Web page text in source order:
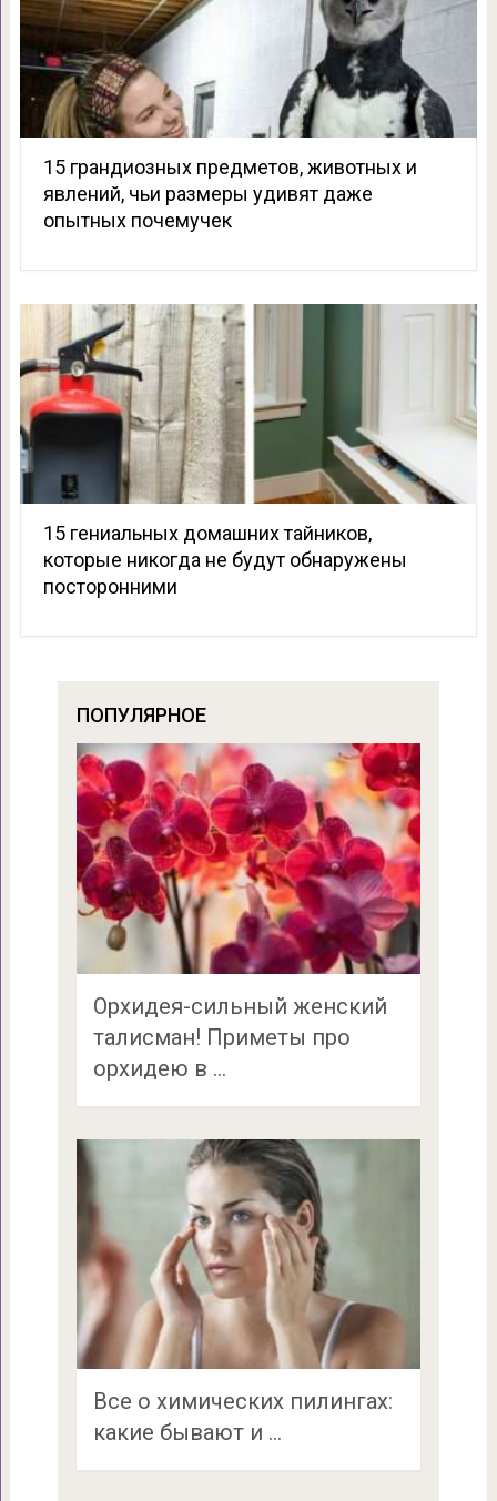
15 грандиозных предметов, животных и
явлений, чьи размеры удивят даже
опытных почемучек
15 гениальных домашних тайников,
которые никогда не будут обнаружены
посторонними
ПОПУЛЯРНОЕ
Орхидея-сильный женский
талисман! Приметы про
орхидею в …
Все о химических пилингах:
какие бывают и …